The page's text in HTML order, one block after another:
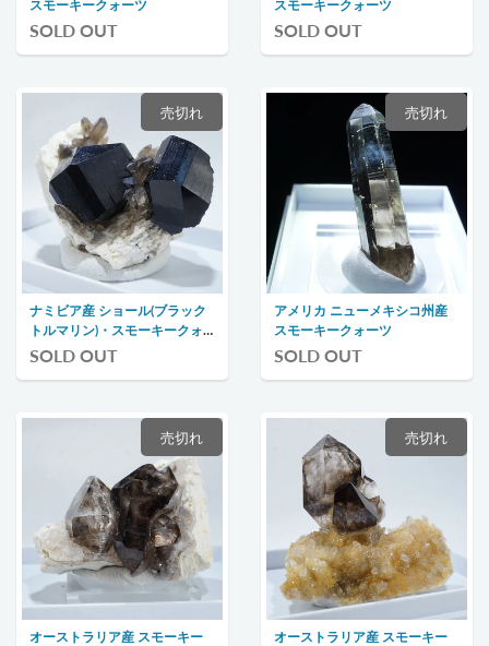
スモーキークォーツ
SOLD OUT
スモーキークォーツ
SOLD OUT
売切れ
ナミビア産 ショール(ブラック
トルマリン)・スモーキークォ
ーツ
SOLD OUT
売切れ
アメリカ ニューメキシコ州産
スモーキークォーツ
SOLD OUT
売切れ
オーストラリア産 スモーキー
売切れ
オーストラリア産 スモーキー